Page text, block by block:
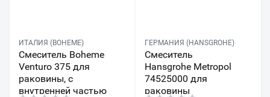
ИТАЛИЯ (BOHEME)
Смеситель Boheme
Venturo 375 для
раковины, с
внутренней частью
ГЕРМАНИЯ (HANSGROHE)
Смеситель
Hansgrohe Metropol
74525000 для
раковины